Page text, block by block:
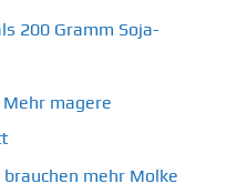
200 Gramm Soja-
magere
mehr Molke